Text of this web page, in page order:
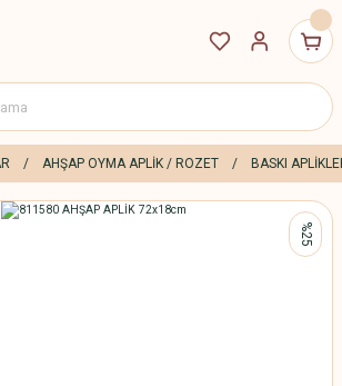
AHŞAP OYMA APLİK / ROZET BASKI
%25